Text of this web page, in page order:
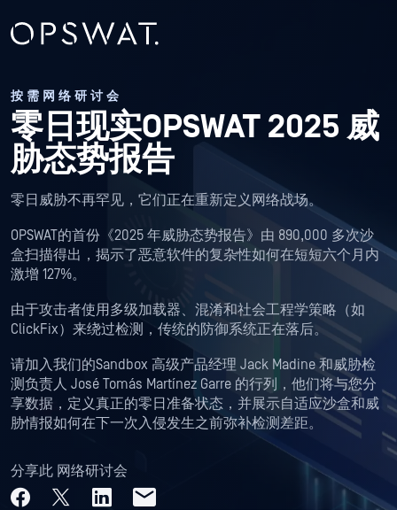
按需网络研讨会
零日现实OPSWAT 2025 威
胁态势报告
零日威胁不再罕见，它们正在重新定义网络战场。
OPSWAT的首份《2025 年威胁态势报告》由 890,000 多次沙
盒扫描得出，揭示了恶意软件的复杂性如何在短短六个月内
激增 127%。
由于攻击者使用多级加载器、混淆和社会工程学策略（如
ClickFix）来绕过检测，传统的防御系统正在落后。
请加入我们的Sandbox 高级产品经理 Jack Madine 和威胁检
测负责人 José Tomás Martínez Garre 的行列，他们将与您分
享数据，定义真正的零日准备状态，并展示自适应沙盒和威
胁情报如何在下一次入侵发生之前弥补检测差距。
分享此 网络研讨会